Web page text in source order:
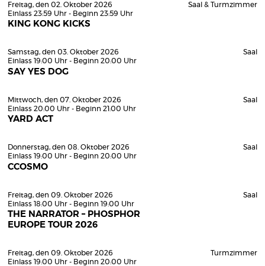
Freitag, den 02. Oktober 2026
Einlass 23:59 Uhr - Beginn 23:59 Uhr
KING KONG KICKS
Saal & Turmzimmer
Samstag, den 03. Oktober 2026
Einlass 19:00 Uhr - Beginn 20:00 Uhr
SAY YES DOG
Saal
Mittwoch, den 07. Oktober 2026
Einlass 20:00 Uhr - Beginn 21:00 Uhr
YARD ACT
Saal
Donnerstag, den 08. Oktober 2026
Einlass 19:00 Uhr - Beginn 20:00 Uhr
CCOSMO
Saal
Freitag, den 09. Oktober 2026
Einlass 18:00 Uhr - Beginn 19:00 Uhr
THE NARRATOR – PHOSPHOR
EUROPE TOUR 2026
Saal
Freitag, den 09. Oktober 2026
Einlass 19:00 Uhr - Beginn 20:00 Uhr
Turmzimmer